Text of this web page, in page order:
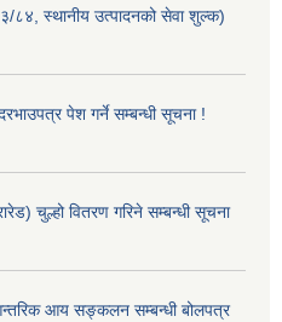
८४, स्थानीय उत्पादनको सेवा शुल्क)
पेश गर्ने सम्बन्धी सूचना !
चुल्हो वितरण गरिने सम्बन्धी सूचना
आय सङ्कलन सम्बन्धी बोलपत्र